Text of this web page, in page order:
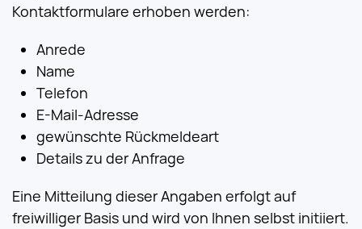
Kontaktformulare erhoben werden:
Anrede
Name
Telefon
E-Mail-Adresse
gewünschte Rückmeldeart
Details zu der Anfrage
Eine Mitteilung dieser Angaben erfolgt auf
freiwilliger Basis und wird von Ihnen selbst initiiert.